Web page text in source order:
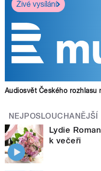
Živé vysílání
Audiosvět Českého rozhlasu
NEJPOSLOUCHANĚJŠÍ
Lydie
k večeři